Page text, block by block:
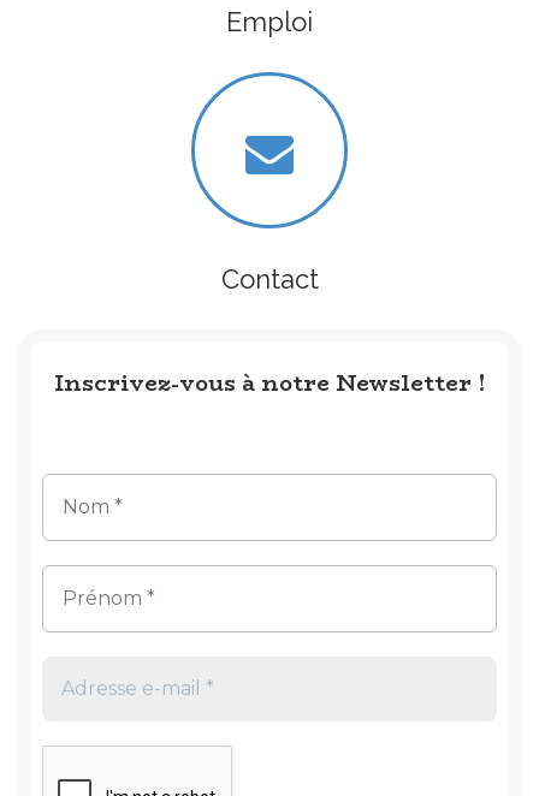
Emploi
Contact
Inscrivez-vous à notre Newsletter !